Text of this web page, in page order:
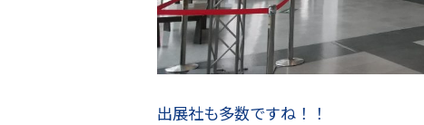
出展社も多数ですね！！